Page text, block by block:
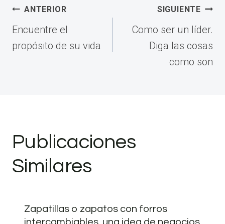
Navegación
de
entradas
ANTERIOR
Encuentre el
propósito de su vida
SIGUIENTE
Como ser un líder.
Diga las cosas
como son
Publicaciones
Similares
Zapatillas o zapatos con forros
intercambiables, una idea de negocios